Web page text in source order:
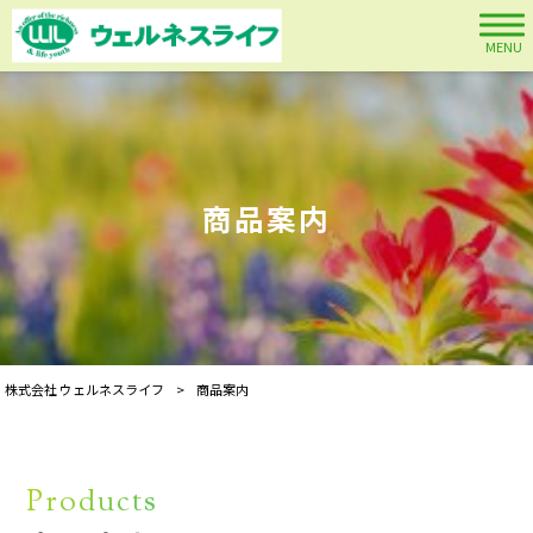
MENU
商品案内
株式会社 ウェルネスライフ > 商品案内
Products